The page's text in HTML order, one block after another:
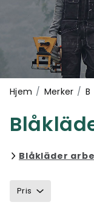
Hjem Merker B
Blåkläder
Pris